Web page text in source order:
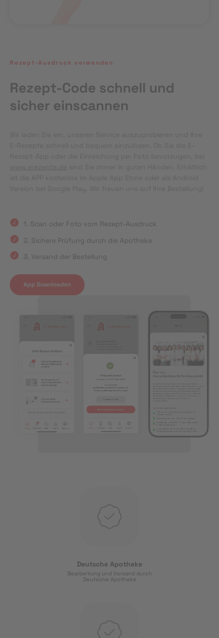
Rezept-Ausdruck verwenden
Rezept-Code schnell und
sicher einscannen
1. Scan oder Foto vom Rezept-Ausdruck
2. Sichere Prüfung durch die Apotheke
3. Versand der Bestellung
App Downloaden
Deutsche Apotheke
Bearbeitung und Versand durch
Deutsche Apotheke